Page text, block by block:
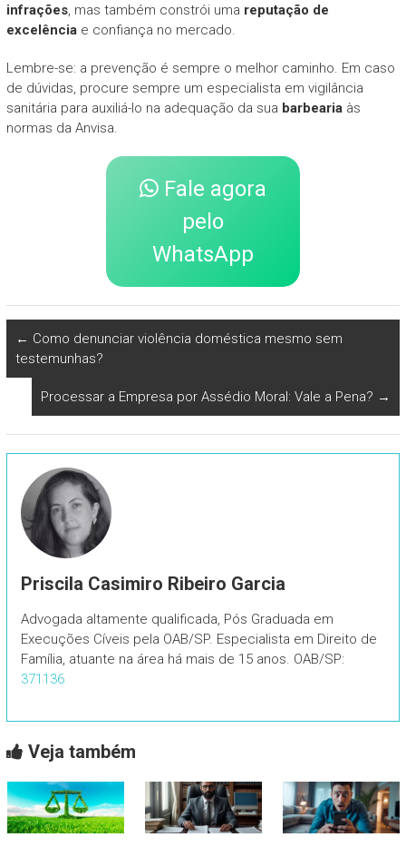
infrações, mas também constrói uma reputação de
excelênciae confiança no mercado.
Lembre-se: a prevenção é sempre o melhor caminho. Em caso
de dúvidas, procure sempre um especialista em vigilância
sanitária para auxiliá-lo na adequação da sua barbeariaàs
normas da Anvisa.
Fale agora
pelo
WhatsApp
← Como denunciar violência doméstica mesmo sem
testemunhas?
Processar a Empresa por Assédio Moral: Vale a Pena? →
Priscila Casimiro Ribeiro Garcia
Advogada altamente qualificada, Pós Graduada em
Execuções Cíveis pela OAB/SP. Especialista em Direito de
Família, atuante na área há mais de 15 anos. OAB/SP:
371136
Veja também